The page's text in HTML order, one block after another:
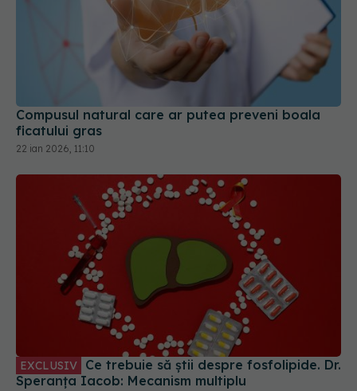
Compusul natural care ar putea preveni boala
ficatului gras
22 ian 2026, 11:10
EXCLUSIV
Speranța Iacob: Mecanism multiplu